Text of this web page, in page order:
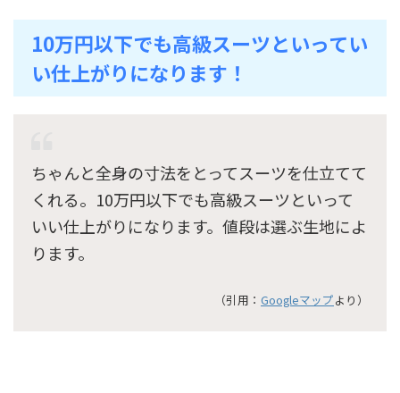
10万円以下でも高級スーツといってい
い仕上がりになります！
ちゃんと全身の寸法をとってスーツを仕立てて
くれる。10万円以下でも高級スーツといって
いい仕上がりになります。値段は選ぶ生地によ
ります。
（引用： Googleマップより）